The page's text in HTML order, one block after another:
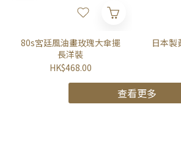
80s宮廷風油畫玫瑰大傘擺
長洋裝
HK$468.00
日本製
查看更多